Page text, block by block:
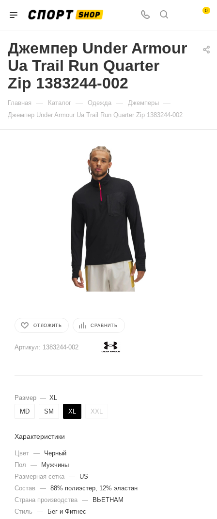
0
Джемпер Under Armour
Ua Trail Run Quarter
Zip 1383244-002
Главная — Каталог — Одежда — Джемперы —
Джемпер Under Armour Ua Trail Run Quarter Zip 1383244-002
ОТЛОЖИТЬ СРАВНИТЬ
Артикул: 1383244-002
Размер — XL
MD
SM XL XXL
Характеристики
Цвет —
Черный
Пол
—
Мужчины
Размерная сетка —
US
Состав
— 88% полиэстер, 12% эластан
Страна производства —
ВЬЕТНАМ
Стиль
—
Бег и Фитнес